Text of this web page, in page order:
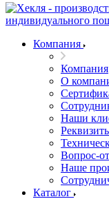
Компания
Компания
О
Наши
Вопрос-
Наше
Каталог